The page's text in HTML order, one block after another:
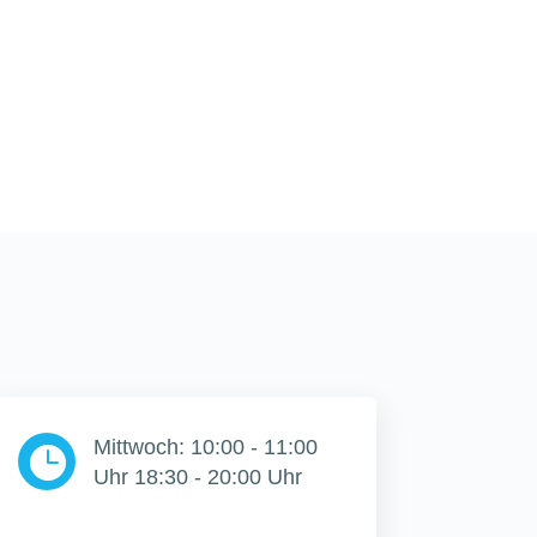

Mittwoch: 10:00 - 11:00
Uhr 18:30 - 20:00 Uhr